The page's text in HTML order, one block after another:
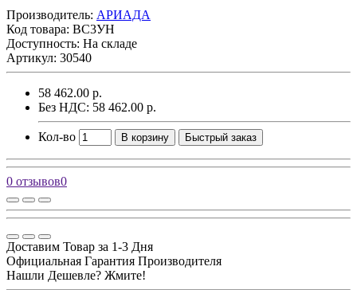
Производитель: АРИАДА
Код товара: ВС3УН
Доступность: На складе
Артикул: 30540
58 462.00 р.
Без НДС: 58 462.00 р.
Кол-во В корзину Быстрый заказ
0 отзывов0
Доставим Товар за 1-3 Дня
Официальная Гарантия Производителя
Нашли Дешевле? Жмите!